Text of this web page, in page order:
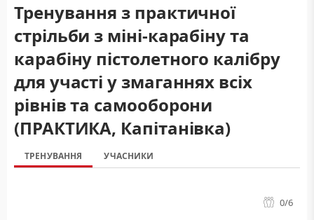
Тренування з практичної
стрільби з міні-карабіну та
карабіну пістолетного калібру
для участі у змаганнях всіх
рівнів та самооборони
(ПРАКТИКА, Капітанівка)
ТРЕНУВАННЯ УЧАСНИКИ
0/6